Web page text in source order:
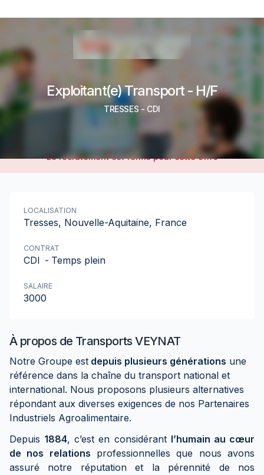
Exploitant(e) Transport - H/F
TRESSES - CDI
Le recrutement est fermé pour cette offre
À propos de Transports VEYNAT
Notre Groupe est depuis plusieurs générations une
référence dans la chaîne du transport national et
international. Nous proposons plusieurs alternatives
répondant aux diverses exigences de nos Partenaires
Industriels Agroalimentaire.
Depuis 1884, c’est en considérant l’humain au cœur
de nos relations professionnelles que nous avons
assuré notre réputation et la pérennité de nos
LOCALISATION
Tresses, Nouvelle-Aquitaine, France
CONTRAT
CDI - Temps plein
SALAIRE
3000